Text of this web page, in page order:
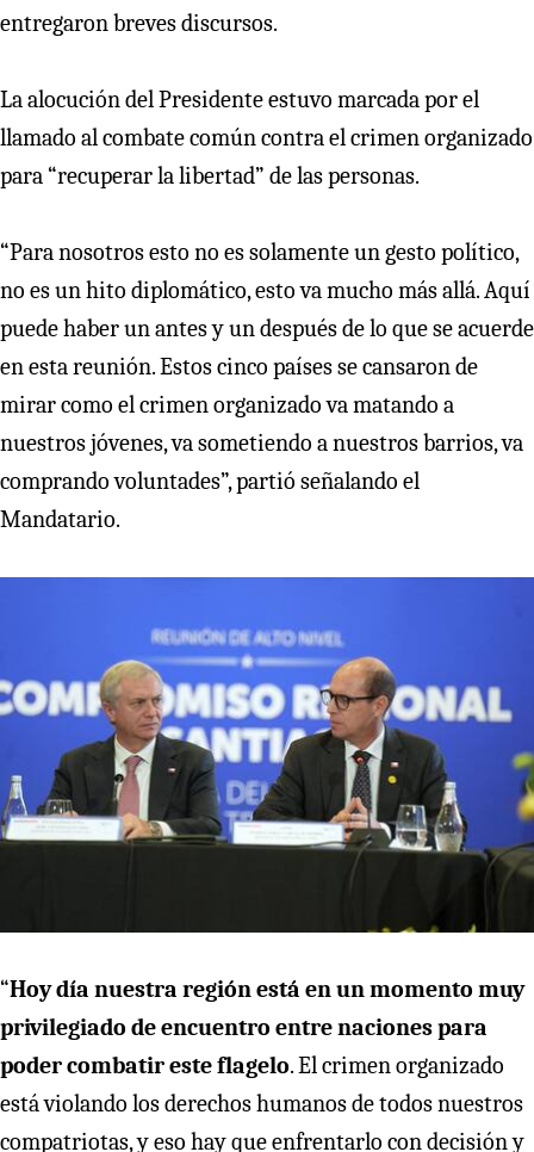
entregaron breves discursos.
La alocución del Presidente estuvo marcada por el
llamado al combate común contra el crimen organizado
para “recuperar la libertad” de las personas.
“Para nosotros esto no es solamente un gesto político,
no es un hito diplomático, esto va mucho más allá. Aquí
puede haber un antes y un después de lo que se acuerde
en esta reunión. Estos cinco países se cansaron de
mirar como el crimen organizado va matando a
nuestros jóvenes, va sometiendo a nuestros barrios, va
comprando voluntades”, partió señalando el
Mandatario.
“Hoy día nuestra región está en un momento muy
privilegiado de encuentro entre naciones para
poder combatir este flagelo. El crimen organizado
está violando los derechos humanos de todos nuestros
compatriotas, y eso hay que enfrentarlo con decisión y